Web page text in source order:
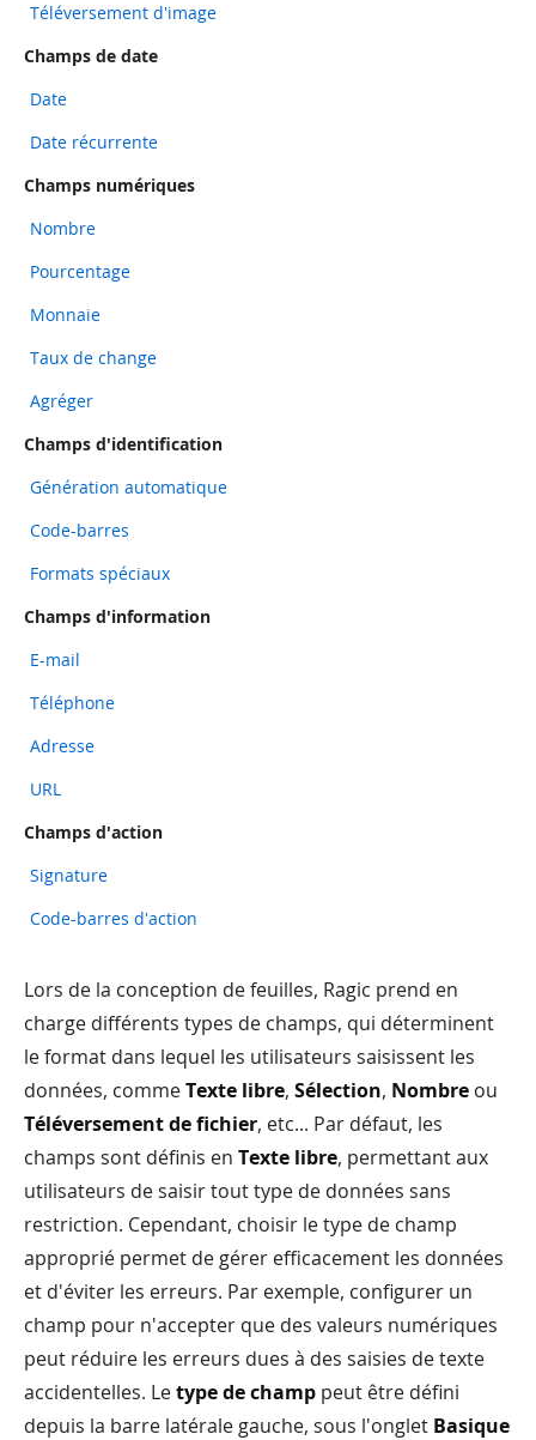
Téléversement d'image
Champs de date
Date
Date récurrente
Champs numériques
Nombre
Pourcentage
Monnaie
Taux de change
Agréger
Champs d'identification
Génération automatique
Code-barres
Formats spéciaux
Champs d'information
E-mail
Téléphone
Adresse
URL
Champs d'action
Signature
Code-barres d'action
Lors de la conception de feuilles, Ragic prend en
charge différents types de champs, qui déterminent
le format dans lequel les utilisateurs saisissent les
données, commeTexte libre, Sélection, Nombre ou
Téléversement de fichier, etc... Par défaut, les
champs sont définis en Texte libre, permettant aux
utilisateurs de saisir tout type de données sans
restriction. Cependant, choisir le type de champ
approprié permet de gérer efficacement les données
et d'éviter les erreurs. Par exemple, configurer un
champ pour n'accepter que des valeurs numériques
peut réduire les erreurs dues à des saisies de texte
accidentelles. Letype de champ peut être défini
depuis la barre latérale gauche, sous l'onglet Basique